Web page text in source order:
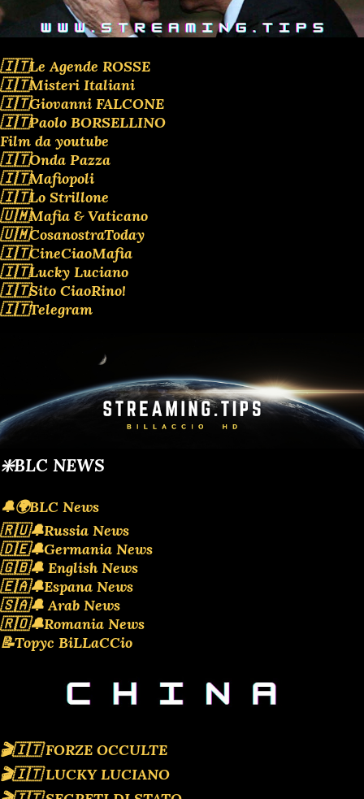
🇮🇹Le Agende ROSSE
🇮🇹Misteri Italiani
🇮🇹Giovanni FALCONE
🇮🇹Paolo BORSELLINO
Film da youtube
🇮🇹Onda Pazza
🇮🇹Mafiopoli
🇮🇹Lo Strillone
🇺🇲Mafia & Vaticano
🇺🇲CosanostraToday
🇮🇹CineCiaoMafia
🇮🇹Lucky Luciano
🇮🇹Sito CiaoRino!
🇮🇹Telegram
❇️BLC NEWS
🔔🌍BLC News
🇷🇺🔔Russia News
🇩🇪🔔Germania News
🇬🇧🔔 English News
🇪🇦🔔Espana News
🇸🇦🔔 Arab News
🇷🇴🔔Romania News
📝Topyc BiLLaCCio
🎬🇮🇹 FORZE OCCULTE
🎬🇮🇹 LUCKY LUCIANO